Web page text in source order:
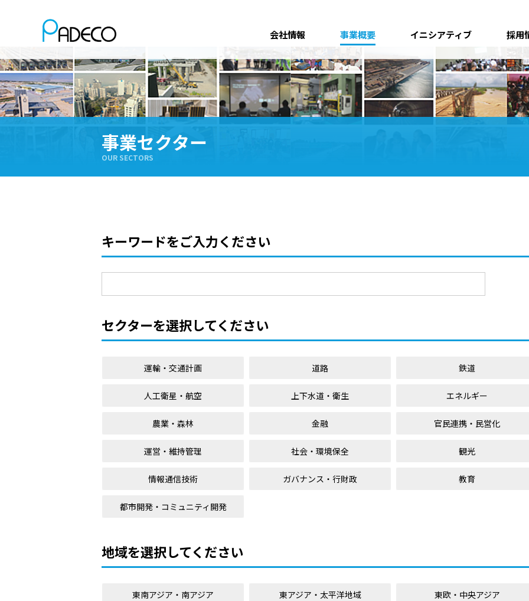
会社情報 事業概要 イニシアティブ 採用
事業セクター
OUR SECTORS
キーワードをご入力ください
セクターを選択してください
運輸・交通計画 道路 鉄道
人工衛星・航空 上下水道・衛生 エネルギー
農業・森林 金融 官民連携・民営化
運営・維持管理 社会・環境保全 観光
情報通信技術 ガバナンス・行財政 教育
都市開発・コミュニティ開発
地域を選択してください
東南アジア・南アジア 東アジア・太平洋地域 東欧・中央アジア